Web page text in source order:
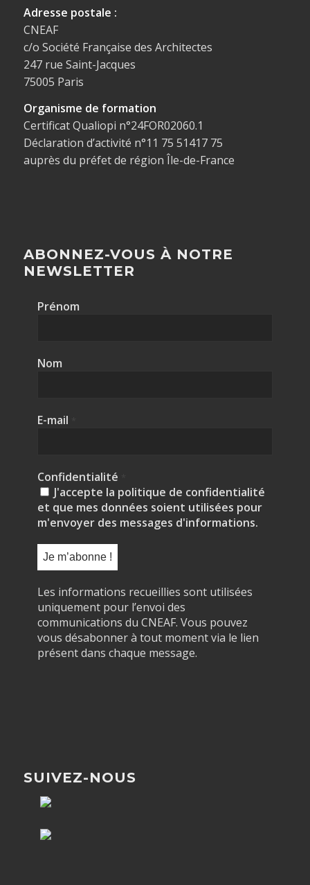
Adresse postale :
CNEAF
c/o Société Française des Architectes
247 rue Saint-Jacques
75005 Paris
Organisme de formation
Certificat Qualiopi n°24FOR02060.1
Déclaration d’activité n°11 75 51417 75
auprès du préfet de région Île-de-France
ABONNEZ-VOUS À NOTRE
NEWSLETTER
Prénom
Nom
E-mail
Confidentialité
J'accepte la politique de confidentialité
et que mes données soient utilisées pour
m'envoyer des messages d'informations.
Les informations recueillies sont utilisées
uniquement pour l’envoi des
communications du CNEAF. Vous pouvez
vous désabonner à tout moment via le lien
présent dans chaque message.
SUIVEZ-NOUS